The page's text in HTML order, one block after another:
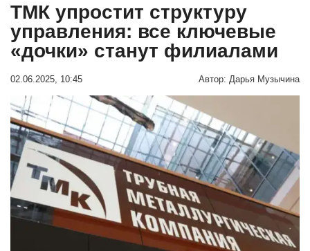
ТМК упростит структуру
управления: все ключевые
«дочки» станут филиалами
02.06.2025, 10:45 Автор: Дарья Музычина